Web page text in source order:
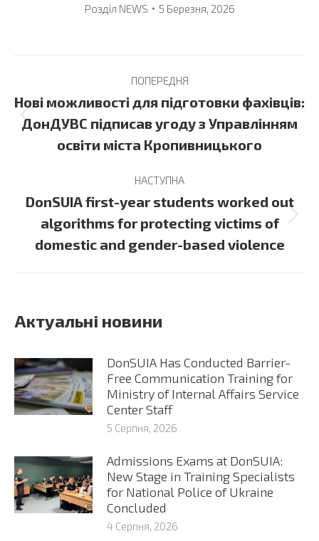
Розділ NEWS 5 Березня, 2026
navigation
ПОПЕРЕДНЯ
Previous
post:
Нові можливості для підготовки фахівців:
ДонДУВС підписав угоду з Управлінням
освіти міста Кропивницького
НАСТУПНА
Next
post:
DonSUIA first-year students worked out
algorithms for protecting victims of
domestic and gender-based violence
Актуальні новини
DonSUIA Has Conducted Barrier-
Free Communication Training for
Ministry of Internal Affairs Service
Center Staff
5 Серпня, 2026
Admissions Exams at DonSUIA:
New Stage in Training Specialists
for National Police of Ukraine
Concluded
4 Серпня, 2026